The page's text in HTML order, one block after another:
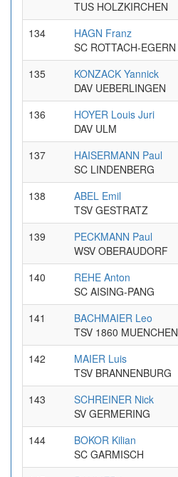
TUS HOLZKIRCHEN
134
HAGN Franz
SC ROTTACH-EGERN
135
KONZACK Yannick
DAV UEBERLINGEN
136
HOYER Louis Juri
DAV ULM
137
HAISERMANN Paul
SC LINDENBERG
138
ABEL Emil
TSV GESTRATZ
139
PECKMANN Paul
WSV OBERAUDORF
140
REHE Anton
SC AISING-PANG
141
BACHMAIER Leo
TSV 1860 MUENCHEN
142
MAIER Luis
TSV BRANNENBURG
143
SCHREINER Nick
SV GERMERING
144
BOKOR Kilian
SC GARMISCH